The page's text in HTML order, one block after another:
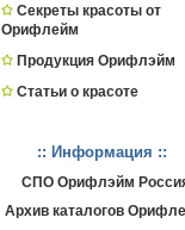
Секреты красоты от
Орифлейм
Продукция Орифлэйм
Статьи о красоте
:: Информация ::
СПО Орифлэйм
Архив каталогов